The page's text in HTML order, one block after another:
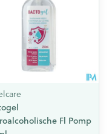
Fl Pomp